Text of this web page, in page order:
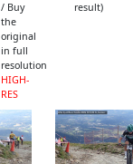
/ Buy
the
original
in full
resolution
HIGH-
RES
result)